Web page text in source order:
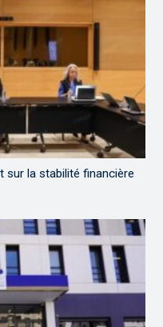
sur la stabilité financière